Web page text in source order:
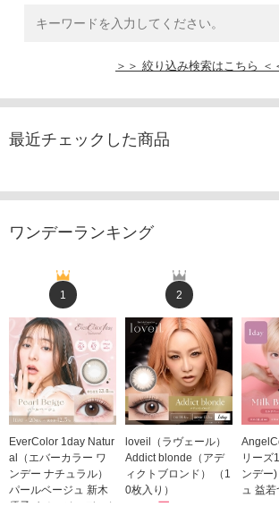
＞＞ 絞り込み検索はこちら ＜
最近チェックした商品
ワンデーランキング
1
EverColor 1day Natur
al（エバーカラー ワ
ンデー ナチュラル）
パールベージュ 新木
優子イメージモデルカ
2
loveil（ラヴェール）
Addict blonde（アデ
ィクトブロンド） （1
0枚入り）
1,760円
リーズ
ンデー
ュ 益
ュース